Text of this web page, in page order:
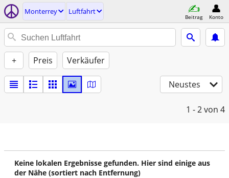
Monterrey Luftfahrt
Beitrag Konto
+ Preis Verkäufer
Neustes
1 - 2von 4
Keine lokalen Ergebnisse gefunden. Hier sind einige aus
der Nähe (sortiert nach Entfernung)